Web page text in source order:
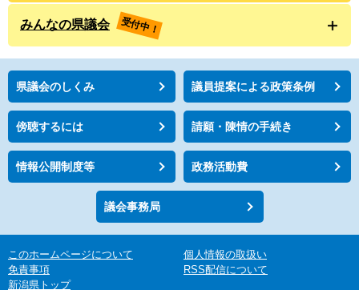
みんなの県議会 受付中！
県議会のしくみ 議員提案による政策条例
傍聴するには 請願・陳情の手続き
情報公開制度等 政務活動費
議会事務局
このホームページについて
個人情報の取扱い
免責事項
RSS配信について
新潟県トップ